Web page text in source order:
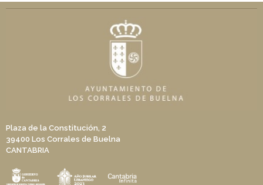
Plaza de la Constitución, 2
39400 Los Corrales de Buelna
CANTABRIA